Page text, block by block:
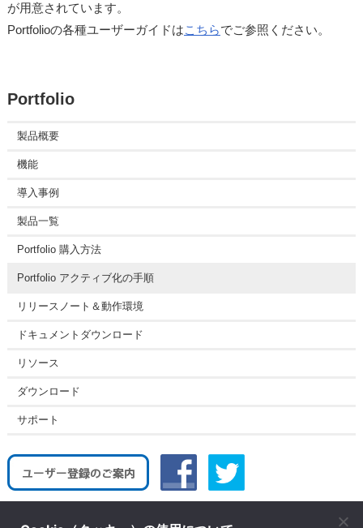
が用意されています。
Portfolioの各種ユーザーガイドはこちらでご参照ください。
Portfolio
製品概要
機能
導入事例
製品一覧
Portfolio 購入方法
Portfolio アクティブ化の手順
リリースノート＆動作環境
ドキュメントダウンロード
リソース
ダウンロード
サポート